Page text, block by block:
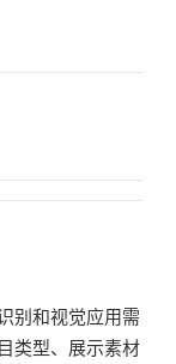
别和视觉应用需
类型、展示素材